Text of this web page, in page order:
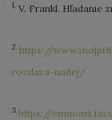
1. V. Frankl. Hľadanie
2.https://
rozdava-nadej/
3.https://